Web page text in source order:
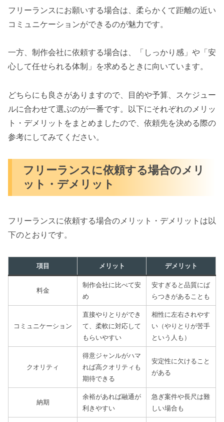
フリーランスにお願いする場合は、柔らかくて距離の近い
コミュニケーションができるのが魅力です。
一方、制作会社に依頼する場合は、「しっかり感」や「安
心して任せられる体制」を求めるときに向いています。
どちらにも良さがありますので、目的や予算、スケジュー
ルに合わせて選ぶのが一番です。以下にそれぞれのメリッ
ト・デメリットをまとめましたので、依頼先を決める際の
参考にしてみてください。
フリーランスに依頼する場合のメリ
ット・デメリット
フリーランスに依頼する場合のメリット・デメリットは以
下のとおりです。
項目 メリット デメリット
料金
制作会社に比べて安
め
安すぎると品質にば
らつきがあることも
コミュニケーション
直接やりとりができ
て、柔軟に対応して
もらいやすい
相性に左右されやす
い（やりとりが苦手
という人も）
クオリティ
得意ジャンルがハマ
れば高クオリティも
期待できる
安定性に欠けること
がある
納期
余裕があれば融通が
利きやすい
急ぎ案件や長尺は難
しい場合も